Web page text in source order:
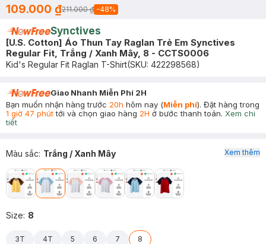
109.000 ₫211.000 ₫ -48%
Synctives
[U.S. Cotton] Áo Thun Tay Raglan Trẻ Em Synctives
Regular Fit, Trắng / Xanh Mây, 8 - CCTS0006
Kid's Regular Fit Raglan T-Shirt(SKU: 422298568)
Giao Nhanh Miễn Phí 2H
Bạn muốn nhận hàng trước 20h hôm nay (Miễn phí). Đặt hàng trong
1 giờ 47 phúttới và chọn giao hàng 2H ở bước thanh toán. Xem chi
tiết
Màu sắc: Trắng / Xanh Mây
Size: 8
3T 4T 5 6 7 8
Xem thêm